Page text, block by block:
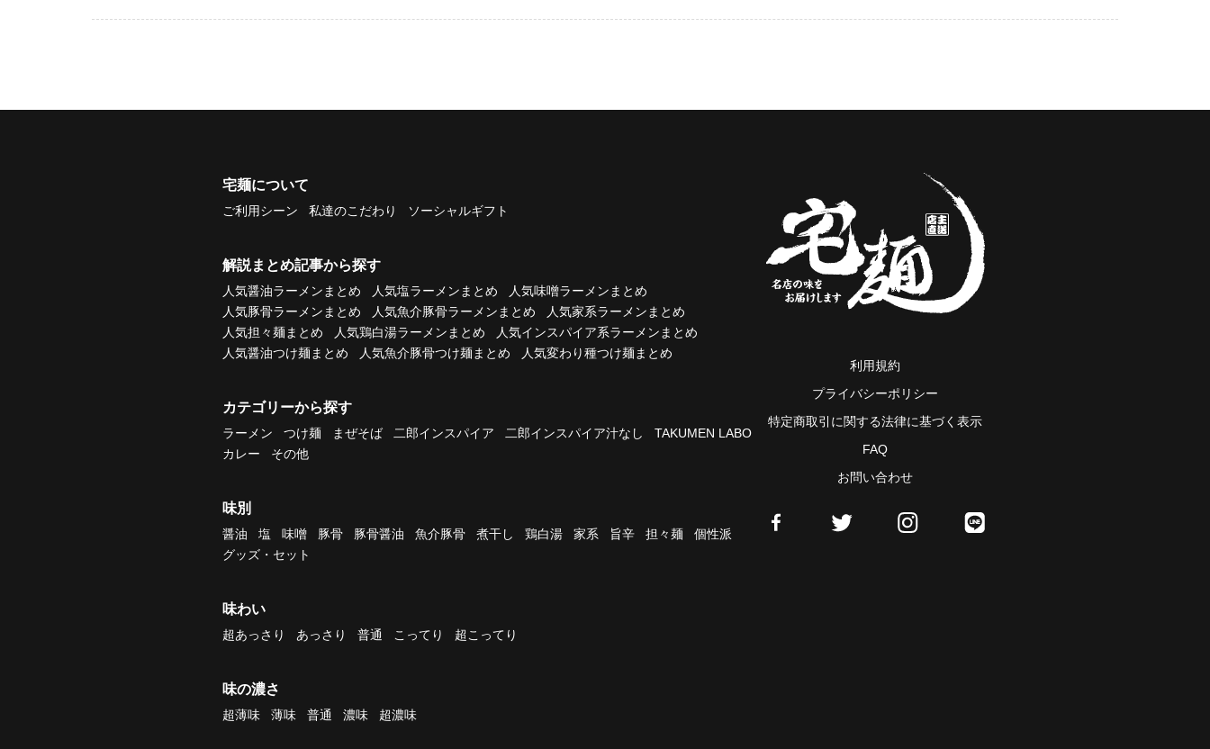
宅麺について
ご利用シーン 私達のこだわり ソーシャルギフト
解説まとめ記事から探す
人気醤油ラーメンまとめ 人気塩ラーメンまとめ
人気味噌ラーメンまとめ
人気豚骨ラーメンまとめ
人気魚介豚骨ラーメンまとめ
人気家系ラーメンまとめ
人気担々麺まとめ
人気鶏白湯ラーメンまとめ
人気インスパイア系ラーメンまとめ
人気醤油つけ麺まとめ
人気魚介豚骨つけ麺まとめ 人気変わり種つけ麺まとめ
カテゴリーから探す
ラーメン つけ麺 まぜそば 二郎インスパイア 二郎インスパイア汁なし
TAKUMEN LABO
カレー
その他
味別
醤油 塩 味噌 豚骨 豚骨醤油 魚介豚骨 煮干し 鶏白湯 家系 旨辛 担々麺
個性派
グッズ・セット
味わい
超あっさり あっさり 普通 こってり 超こってり
味の濃さ
超薄味 薄味 普通 濃味 超濃味
利用規約
プライバシーポリシー
特定商取引に関する法律に基づく表示
FAQ
お問い合わせ